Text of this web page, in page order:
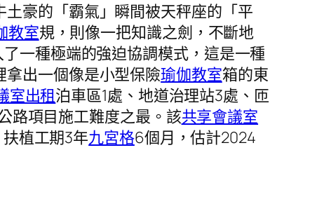
豪的「霸氣」瞬間被天秤座的「平
教室規，則像一把知識之劍，不斷地
一種極端的強迫協調模式，這是一種
出一個像是小型保險瑜伽教室箱的東
室出租泊車區1處、地道治理站3處、匝
路項目施工難度之最。該共享會議室
植工期3年九宮格6個月，估計2024